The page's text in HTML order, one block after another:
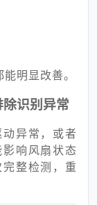
明显改善。
识别异常
异常，或者
响风扇状态
整检测，重